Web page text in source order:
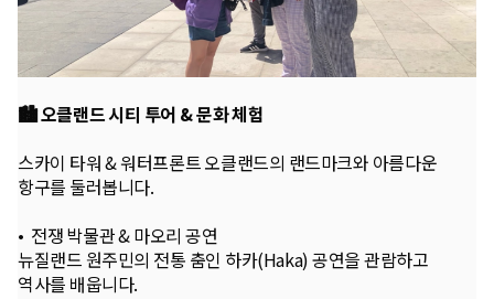
🏙️ 오클랜드 시티 투어 & 문화 체험
스카이 타워 & 워터프론트 오클랜드의 랜드마크와 아름다운
항구를 둘러봅니다.
• 전쟁 박물관 & 마오리 공연
뉴질랜드 원주민의 전통 춤인 하카(Haka) 공연을 관람하고
역사를 배웁니다.